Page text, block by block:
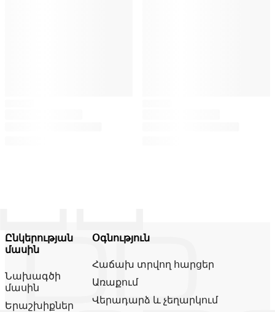
Ընկերության
մասին
Նախագծի
մասին
Երաշխիքներ
Օգնություն
Հաճախ տրվող հարցեր
Առաքում
Վերադարձ և չեղարկում